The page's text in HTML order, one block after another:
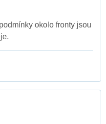
okolo fronty jsou